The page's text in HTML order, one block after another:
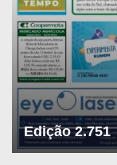
Edição 2.751